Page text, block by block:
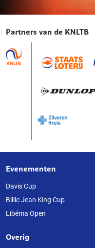
Partners van de KNLTB
Over
deze
website
Evenementen
Davis Cup
Billie Jean King Cup
Libéma Open
Overig